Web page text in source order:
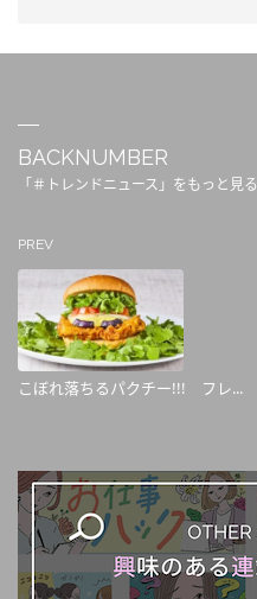
BACKNUMBER
「＃トレンドニュース」をもっと見る
PREV
こぼれ落ちるパクチー!!! フレ...